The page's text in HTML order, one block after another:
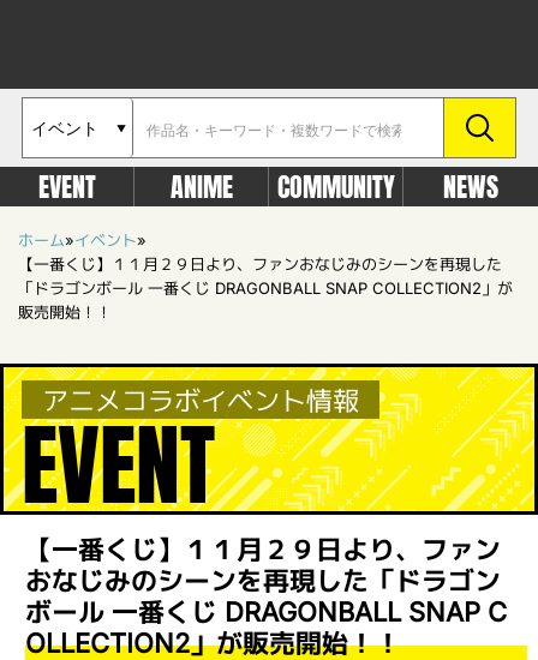
EVENT ANIME COMMUNITY NEWS
ホーム»イベント»
【一番くじ】１１月２９日より、ファンおなじみのシーンを再現した
「ドラゴンボール 一番くじ DRAGONBALL SNAP COLLECTION2」が
販売開始！！
アニメコラボイベント情報
EVENT
【一番くじ】１１月２９日より、ファン
おなじみのシーンを再現した「ドラゴン
ボール 一番くじ DRAGONBALL SNAP C
OLLECTION2」が販売開始！！